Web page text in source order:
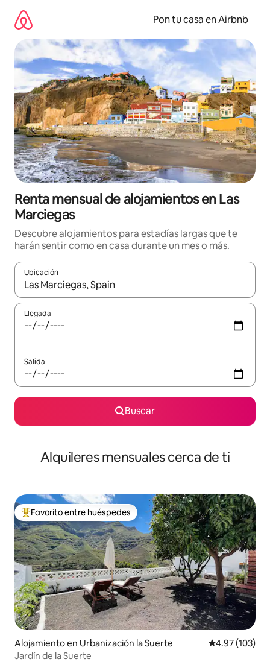
contenido
Pon tu casa en Airbnb
Renta mensual de alojamientos en Las
Marciegas
Descubre alojamientos para estadías largas que te
harán sentir como en casa durante un mes o más.
Ubicación
Cuando los resultados estén disponibles, navega con las
Llegada
Salida
Buscar
Alquileres mensuales cerca de ti
Favorito entre huéspedes preferido
Favorito entre huéspedes
Alojamiento en Urbanización la Suerte Calificación
4.97 (103)
Jardín de la Suerte